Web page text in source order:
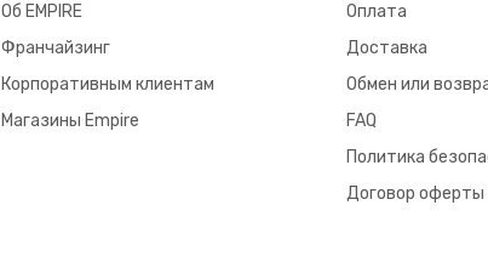
Об EMPIRE
Франчайзинг
Корпоративным клиентам
Магазины Empire
Оплата
Доставка
Обмен или
FAQ
Политика
Договор оферты